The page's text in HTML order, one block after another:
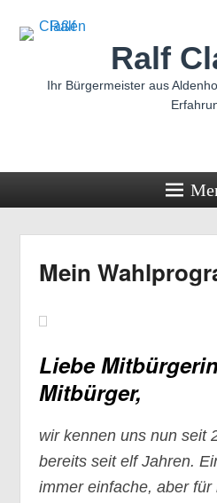
Ralf
Ihr Bürgermeister aus
Mein
Liebe
Mitbürger,
wir kennen uns nun seit
bereits seit elf Jahren.
immer einfache, aber für